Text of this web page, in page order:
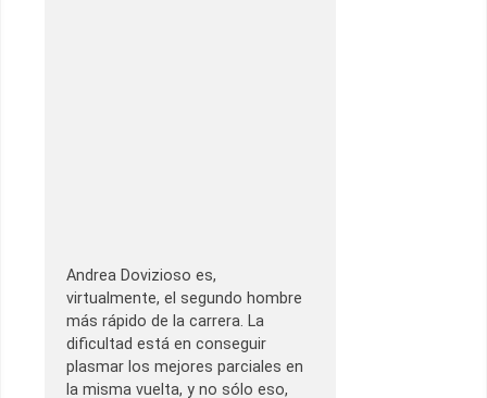
Andrea Dovizioso es,
virtualmente, el segundo hombre
más rápido de la carrera. La
dificultad está en conseguir
plasmar los mejores parciales en
la misma vuelta, y no sólo eso,